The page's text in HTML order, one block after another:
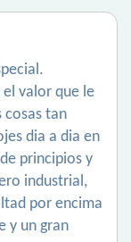
valor que le
cosas tan
dia a dia en
principios y
industrial,
por encima
y un gran